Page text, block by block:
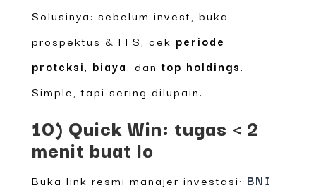
Solusinya: sebelum invest, buka
prospektus & FFS, cek periode
proteksi
biaya , dantop holdings.
Simple, tapi sering dilupain.
10) Quick Win: tugas < 2
menit buat lo
Buka link resmi manajer investasi: BNI